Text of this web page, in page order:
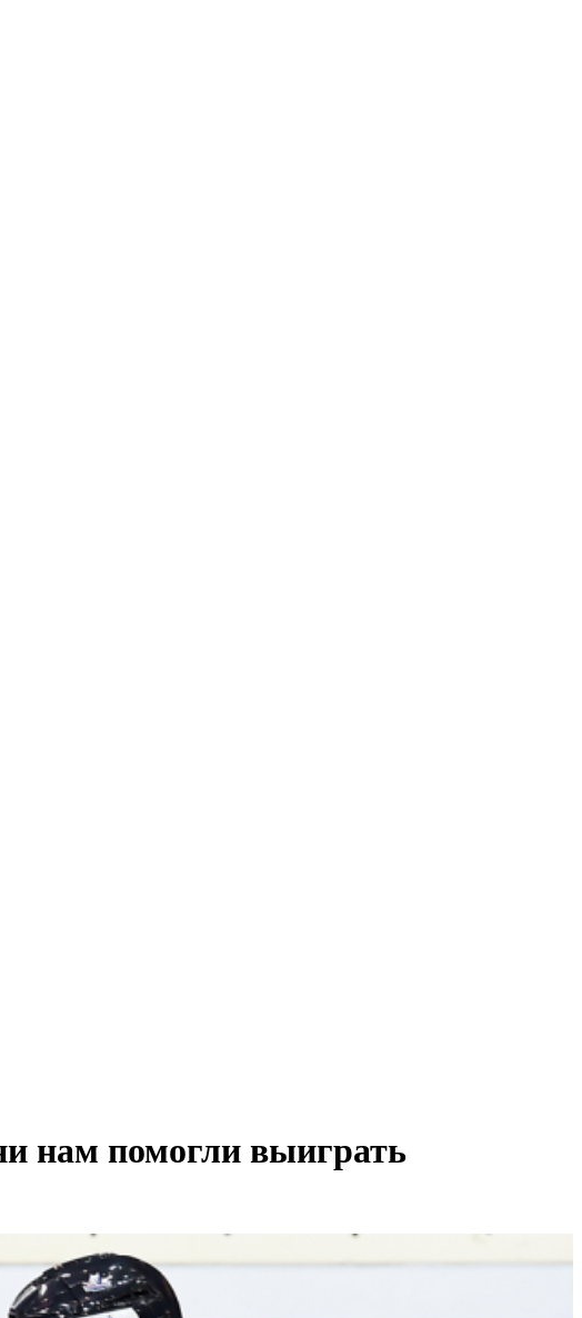
нам помогли выиграть